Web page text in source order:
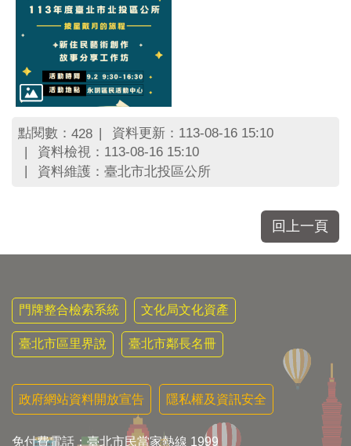
點閱數： 428
資料更新：113-08-16 15:10
資料檢視：113-08-16 15:10
資料維護：臺北市北投區公所
回上一頁
門牌整合檢索系統 文化局文化資產
臺北市區里界說 臺北市鄰長名冊
政府網站資料開放宣告 隱私權及資訊安全
免付費電話：臺北市民當家熱線 1999